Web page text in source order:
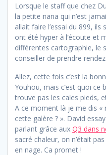
Lorsque le staff que chez
la petite nana qui n’est
allait faire l’essai du 899,
ont été hyper à l’écoute et
différentes cartographie, le
conseiller de prendre
Allez, cette fois c’est la
Youhou, mais c’est quoi ce
trouve pas les cales pieds,
A ce moment là je me dis «
cette galère ? ». David
parlant grâce aux Q3 dans
sacré chaleur, on n’était
en nage. Ca promet !